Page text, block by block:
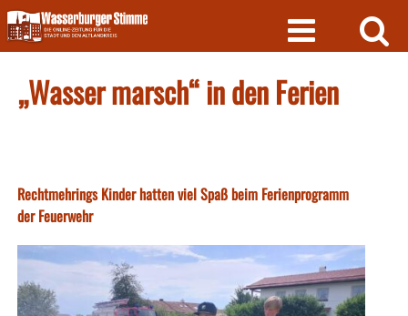
Skip
to
content
„Wasser marsch“ in den Ferien
Rechtmehrings Kinder hatten viel Spaß beim Ferienprogramm
der Feuerwehr